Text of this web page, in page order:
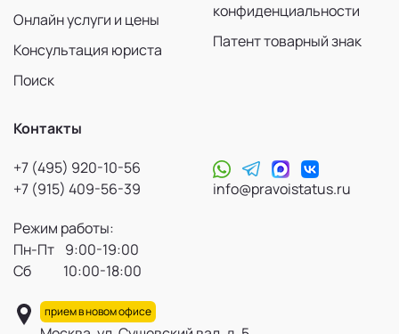
Онлайн услуги и цены
Консультация юриста
Поиск
конфиденциальности
Патент товарный знак
Контакты
+7 (495) 920-10-56
+7 (915) 409-56-39
info@pravoistatus.ru
Режим работы:
Пн-Пт 9:00-19:00
Сб 10:00-18:00
прием в новом офисе